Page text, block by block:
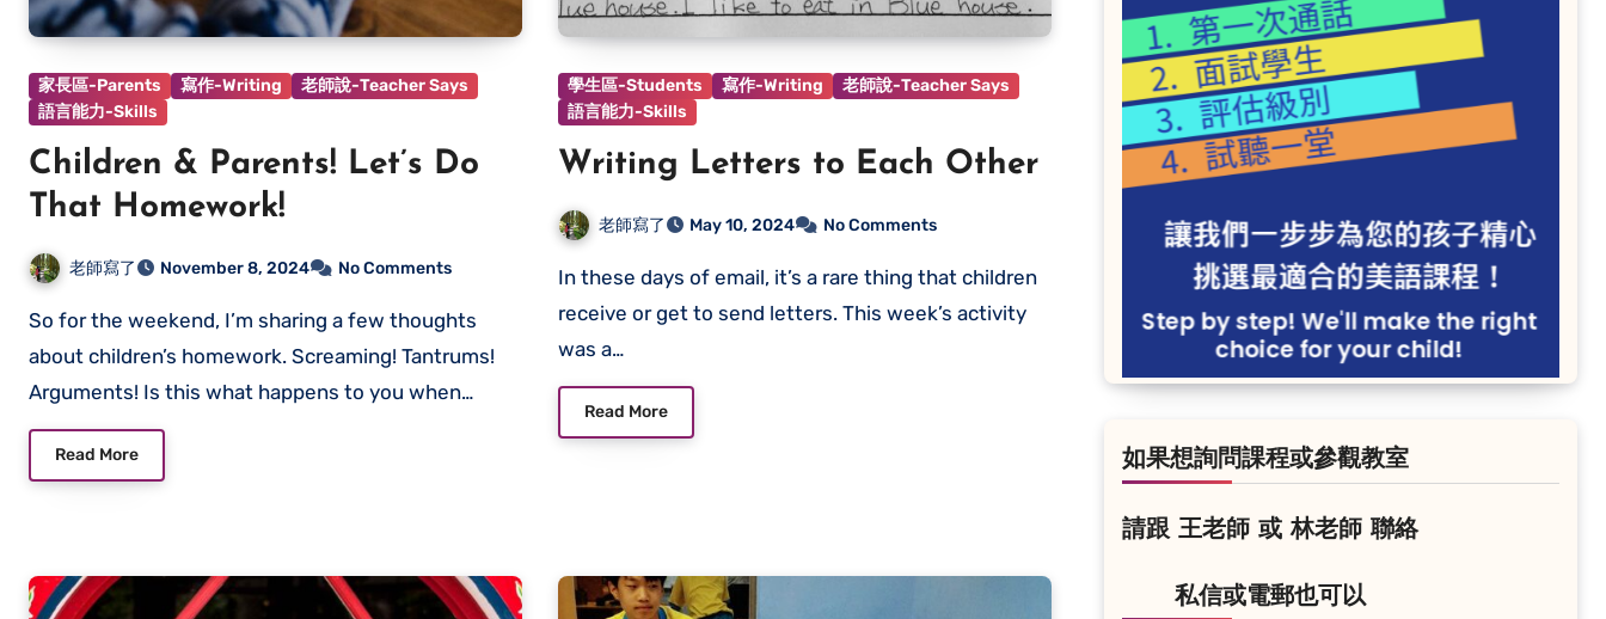
家長區-Parents 寫作-Writing
老師說-Teacher Says
語言能力-Skills
Children & Parents! Let’s Do
That Homework!
老師寫了 November 8, 2024 No Comments
So for the weekend, I’m sharing a few thoughts
about children’s homework. Screaming! Tantrums!
Arguments! Is this what happens to you when…
Read More
學生區-Students 寫作-Writing
老師說-Teacher Says
語言能力-Skills
Writing Letters to Each Other
老師寫了 May 10, 2024 No Comments
In these days of email, it’s a rare thing that children
receive or get to send letters. This week’s activity
was a…
Read More
如果想詢問課程或參觀教室
請跟 王老師 或 林老師 聯絡
私信或電郵也可以